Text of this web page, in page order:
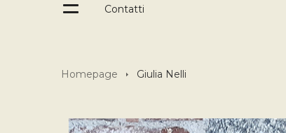
Contatti
Homepage Giulia Nelli